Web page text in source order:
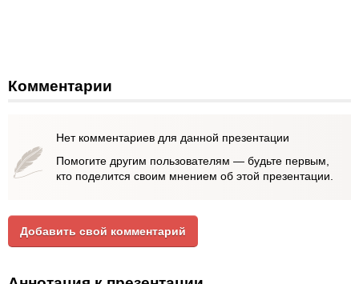
Комментарии
Нет комментариев для данной презентации
Помогите другим пользователям — будьте первым,
кто поделится своим мнением об этой презентации.
Добавить свой комментарий